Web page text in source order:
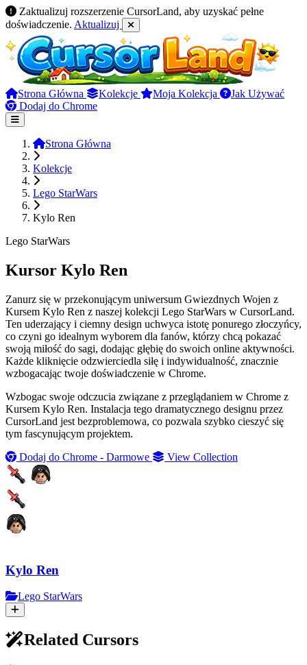
Zaktualizuj rozszerzenie CursorLand, aby uzyskać pełne
doświadczenie. Aktualizuj
Strona Główna Kolekcje Moja Kolekcja
Jak Używać
Dodaj do Chrome
Strona Główna
Kolekcje
Lego StarWars
Kylo Ren
Lego StarWars
Kursor Kylo Ren
Zanurz się w przekonującym uniwersum Gwiezdnych Wojen z
Kursem Kylo Ren z naszej kolekcji Lego StarWars w CursorLand.
Ten uderzający i ciemny design uchwyca istotę ponurego złoczyńcy,
co czyni go idealnym wyborem dla fanów, którzy chcą pokazać
swoją miłość do sagi, dodając głębię do swoich online aktywności.
Każde kliknięcie odzwierciedla siłę i indywidualność, znacznie
wzbogacając twoje doświadczenie w Chrome.
Wzbogac swoje odczucia związane z przeglądaniem w Chrome z
Kursem Kylo Ren. Instalacja tego dramatycznego designu przez
CursorLand jest bezproblemowa, co pozwala szybko cieszyć się
tym fascynującym projektem.
Dodaj do Chrome - Darmowe
View Collection
Kylo Ren
Lego StarWars
Related Cursors